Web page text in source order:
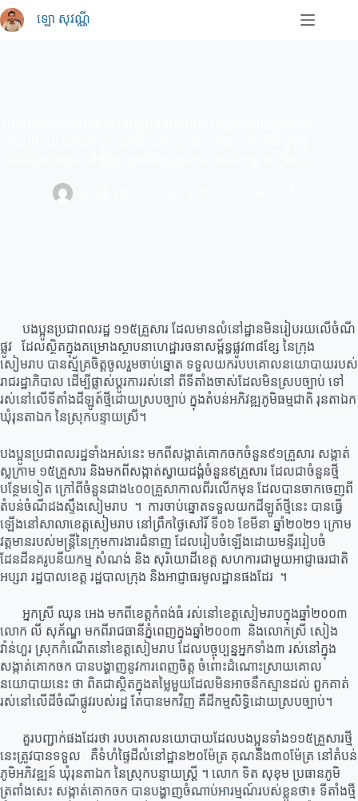
Skip
to
content
ឡោ សុវណ្ណី
បងប្អូនប្រជាពលរដ្ឋ ១១៥គ្រួសារ ដែលមានលំនៅដ្ឋានមិនរៀបរយលើចំណី
ផ្លូវ ដែលស្ថិតក្នុងគម្រោងស្ថាបនាហេដ្ឋារចនាសម្ព័ន្ធផ្លូវ៣៨ខ្សែ នៃក្រុង
សៀមរាប បានស្ម័គ្រចិត្តចូលរួមចាប់ឆ្នោត ទទួលយករបបគោលនយោបាយរបស់
រាជរដ្ឋាភិបាល ដើម្បីផ្លាស់ប្តូរការរស់នៅ ពីទីតាំងចាស់ដែលមិនស្របច្បាប់ ទៅ
រស់នៅលើទីតាំងដីឡូត៍ថ្មីដោយស្របច្បាប់ ក្នុងតំបន់អភិវឌ្ឍភូមិធម្មជាតិ រុនតាឯក
ឃុំរុនតាឯក នៃស្រុកបន្ទាយស្រី។
បងប្អូនប្រជាពលរដ្ឋទាំងអស់នេះ មកពីសង្កាត់គោកចកចំនួន៩១គ្រួសារ សង្កាត់
ស្លក្រាម ១៥គ្រួសារ និងមកពីសង្កាត់ស្វាយដង្គំចំនួន៩គ្រួសារ ដែលជាចំនួនថ្មី
បន្ថែមទៀត ក្រៅពីចំនួនជាង៤០០គ្រួសាកាលពីរលើកមុន ដែលបានចាកចេញពី
តំបន់ចំណីដងស្ទឹងសៀមរាប ។ ការចាប់ឆ្នោតទទួលយកដីឡូត៍ថ្មីនេះ បានធ្វើ
ឡើងនៅសាលាខេត្តសៀមរាប នៅព្រឹកថ្ងៃសៅរិ៍ ទី០៦ ខែមីនា ឆ្នាំ២០២១ ក្រោម
វត្តមានរបស់មន្រ្តីនៃក្រុមការងារជំនាញ ដែលរៀបចំឡើងដោយមន្ទីររៀបចំ
ដែនដីនគរូបនីយកម្ម សំណង់ និង សុរិយោដីខេត្ត សហការជាមួយអាជ្ញាធរជាតិ
អប្សរា រដ្ឋបាលខេត្ត រដ្ឋបាលក្រុង និងអាជ្ញាធរមូលដ្ឋានផងដែរ ។
អ្នកស្រី ឈុន អេង មកពីខេត្តកំពង់ធំ រស់នៅខេត្តសៀមរាបក្នុងឆ្នាំ២០០៣
លោក លី សុភ័ណ្ឌ មកពីរាជធានីភ្នំពេញក្នុងឆ្នាំ២០០៣ និងលោកស្រី សៀង
វ៉ាន់ហួរ ស្រុកកំណើតនៅខេត្តសៀមរាប ដែលបច្ចុប្បន្នអ្នកទាំង៣ រស់នៅក្នុង
សង្កាត់គោកចក បានបង្ហាញនូវការពេញចិត្ត ចំពោះដំណោះស្រាយគោល
នយោបាយនេះ ថា ពិតជាស្ថិតក្នុងតម្លៃមួយដែលមិនអាចនឹកស្មានដល់ ពួកគាត់
រស់នៅលើដីចំណីផ្លូវរបស់រដ្ឋ តែបានមកវិញ គឺដីកម្មសិទ្ធិដោយស្របច្បាប់។
គួរបញ្ជាក់ផងដែរថា របបគោលនយោបាយដែលបងប្អូនទាំង១១៥គ្រួសារថ្មី
នេះត្រូវបានទទួល គឺទំហំផ្ទៃដីលំនៅដ្ឋាន២០ម៉ែត្រ គុណនឹង៣០ម៉ែត្រ នៅតំបន់
ភូមិអភិវឌ្ឍន៍ ឃុំរុនតាឯក នៃស្រុកបន្ទាយស្រ្តី ។ លោក ទិត សុខុម ប្រធានភូមិ
ត្រពាំងសេះ សង្កាត់គោកចក បានបង្ហាញចំណាប់អារម្មណ៍របស់ខ្លួនថា៖ ទីតាំងថ្មី